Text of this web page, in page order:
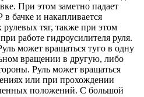
При этом заметно падает
бачке и накапливается
тяг, также при этом
работе гидроусилителя руля.
может вращаться туго в одну
вращении в другую, либо
Руль может вращаться
или при прохождении
положений. С большой